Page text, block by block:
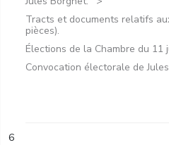
Tracts et documents relatifs
pièces).
Élections de la Chambre du 11
Convocation électorale de
6